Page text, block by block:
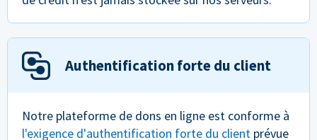
Authentification forte du client
Notre plateforme de dons en ligne est conforme à
l'exigence d'authentification forte du client prévue